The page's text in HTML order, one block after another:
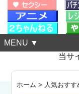
MENU ▼
当サ
ホーム > 人気おす